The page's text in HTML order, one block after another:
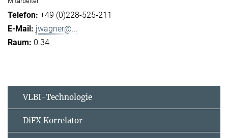
+49 (0)228-525-211
jwagner@...
0.34
VLBI-Technologie
DiFX Korrelator